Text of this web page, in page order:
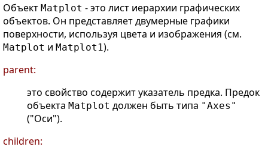
Объект Matplot - это лист иерархии графических
объектов. Он представляет двумерные графики
поверхности, используя цвета и изображения (см.
Matplot и Matplot1).
parent:
это свойство содержит указатель предка. Предок
объекта Matplot должен быть типа "Axes"
("Оси").
children: